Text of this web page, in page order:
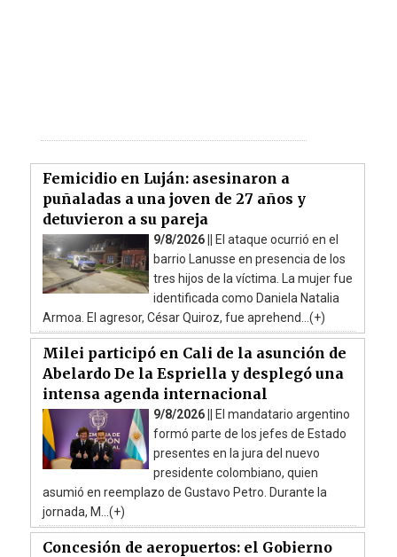
Femicidio en Luján: asesinaron a
puñaladas a una joven de 27 años y
detuvieron a su pareja
9/8/2026 ||
El ataque ocurrió en el
barrio Lanusse en presencia de los
tres hijos de la víctima. La mujer fue
identificada como Daniela Natalia
Armoa. El agresor, César Quiroz, fue aprehend...(+)
Milei participó en Cali de la asunción de
Abelardo De la Espriella y desplegó una
intensa agenda internacional
9/8/2026 ||
El mandatario argentino
formó parte de los jefes de Estado
presentes en la jura del nuevo
presidente colombiano, quien
asumió en reemplazo de Gustavo Petro. Durante la
jornada, M...(+)
Concesión de aeropuertos: el Gobierno